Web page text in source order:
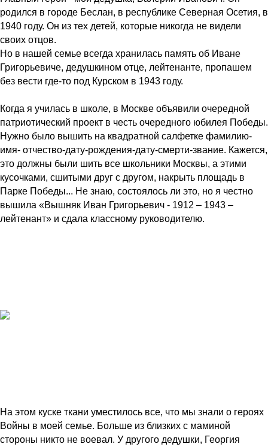
родился в городе Беслан, в республике Северная Осетия, в
1940 году. Он из тех детей, которые никогда не видели
своих отцов.
Но в нашей семье всегда хранилась память об Иване
Григорьевиче, дедушкином отце, лейтенанте, пропашем
без вести где-то под Курском в 1943 году.
Когда я училась в школе, в Москве объявили очередной
патриотический проект в честь очередного юбилея Победы.
Нужно было вышить на квадратной салфетке фамилию-
имя- отчество-дату-рождения-дату-смерти-звание. Кажется,
это должны были шить все школьники Москвы, а этими
кусочками, сшитыми друг с другом, накрыть площадь в
Парке Победы... Не знаю, состоялось ли это, но я честно
вышила «Вышняк Иван Григорьевич - 1912 – 1943 –
лейтенант» и сдала классному руководителю.
На этом куске ткани уместилось все, что мы знали о героях
Войны в моей семье. Больше из близких с маминой
стороны никто не воевал. У другого дедушки, Георгия